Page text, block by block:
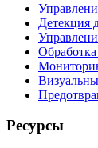
Детекция
Ресурсы